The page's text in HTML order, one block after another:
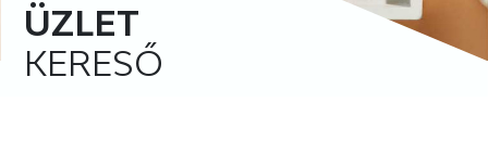
ÜZLET
KERESŐ